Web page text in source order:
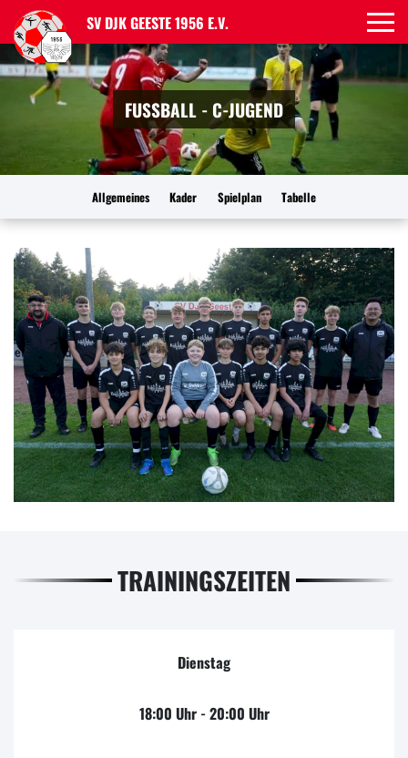
SV DJK GEESTE 1956 E.V.
FUSSBALL - C-JUGEND
Allgemeines Kader Spielplan Tabelle
TRAININGSZEITEN
Dienstag
18:00 Uhr - 20:00 Uhr